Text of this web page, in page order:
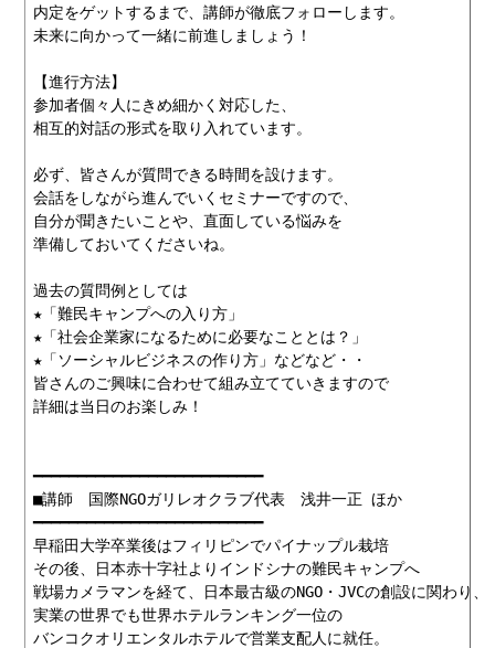
内定をゲットするまで、講師が徹底フォローします。
未来に向かって一緒に前進しましょう！
【進行方法】
参加者個々人にきめ細かく対応した、
相互的対話の形式を取り入れています。
必ず、皆さんが質問できる時間を設けます。
会話をしながら進んでいくセミナーですので、
自分が聞きたいことや、直面している悩みを
準備しておいてくださいね。
過去の質問例としては
★「難民キャンプへの入り方」
★「社会企業家になるために必要なこととは？」
★「ソーシャルビジネスの作り方」などなど・・
皆さんのご興味に合わせて組み立てていきますので
詳細は当日のお楽しみ！
━━━━━━━━━━━━━━━━━━━━━━━━━━
■講師　国際NGOガリレオクラブ代表　浅井一正 ほか
━━━━━━━━━━━━━━━━━━━━━━━━━━
早稲田大学卒業後はフィリピンでパイナップル栽培
その後、日本赤十字社よりインドシナの難民キャンプへ
戦場カメラマンを経て、日本最古級のNGO・JVCの創設に関わり、
実業の世界でも世界ホテルランキング一位の
バンコクオリエンタルホテルで営業支配人に就任。